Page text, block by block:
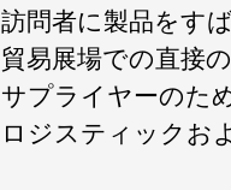
訪問者に製品をす
貿易展場での直接
サプライヤーのた
ロジスティックお